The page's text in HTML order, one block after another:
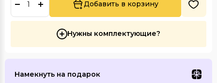
Добавить в корзину
Нужны комплектующие?
Намекнуть на подарок